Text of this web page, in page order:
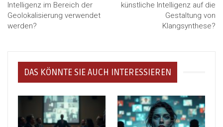
Intelligenz im Bereich der
Geolokalisierung verwendet
werden?
künstliche Intelligenz auf die
Gestaltung von
Klangsynthese?
DAS KÖNNTE SIE AUCH INTERESSIEREN